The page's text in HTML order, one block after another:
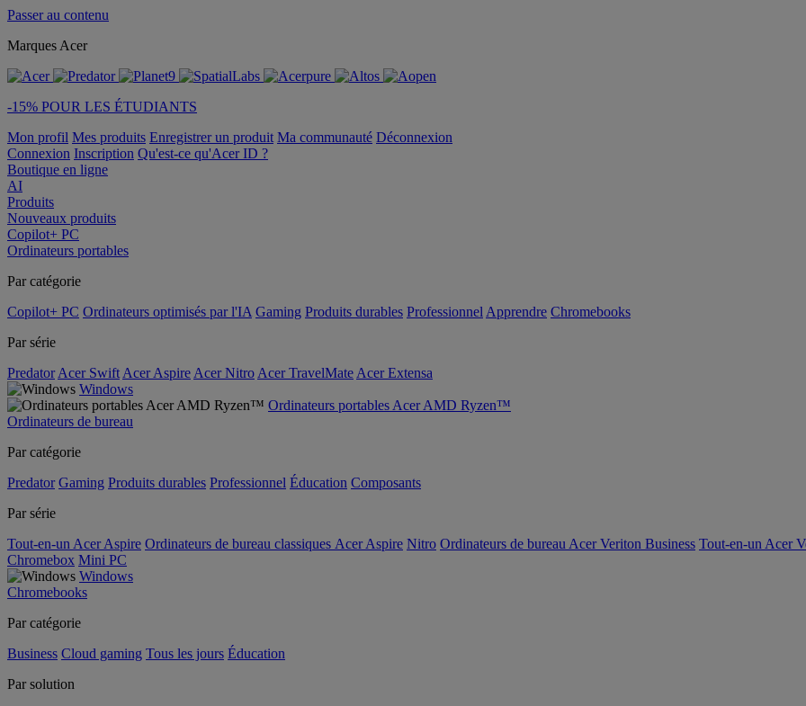
Passer au contenu
Marques Acer
-15% POUR LES ÉTUDIANTS
Mon profil Mes produits Enregistrer un produit Ma communauté Déconnexion
Connexion Inscription Qu'est-ce qu'Acer ID ?
Boutique en ligne
AI
Produits
Nouveaux produits
Copilot+ PC
Ordinateurs portables
Par catégorie
Copilot+ PC Ordinateurs optimisés par l'IA Gaming Produits durables Professionnel Apprendre Chromebooks
Par série
Predator Acer Swift Acer Aspire Acer Nitro Acer TravelMate Acer Extensa
Windows
Ordinateurs portables Acer AMD Ryzen™
Ordinateurs de bureau
Par catégorie
Predator Gaming Produits durables Professionnel Éducation Composants
Par série
Tout-en-un Acer Aspire Ordinateurs de bureau classiques Acer Aspire Nitro Ordinateurs de bureau Acer Veriton Business Tout-en-un Acer
Chromebox Mini PC
Windows
Chromebooks
Par catégorie
Business Cloud gaming Tous les jours Éducation
Par solution